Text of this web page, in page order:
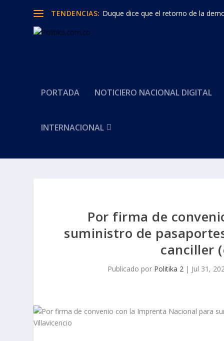
TENDENCIAS: Duque dice que el retorno de la
PORTADA NOTICIERO NACIONAL DIGITAL
INTERNACIONAL
Por firma de
suministro de
canciller
Publicado por Politika 2 | Jul 31,